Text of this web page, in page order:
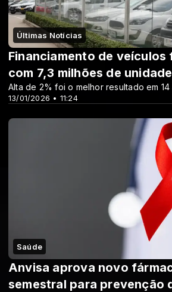
Últimas Notícias
13/01/2026 • 11:24
Financiamento de veículos
com 7,3 milhões de
Alta de 2% foi o melhor resultado em 14
Saúde
Anvisa aprova novo
semestral para prevenção